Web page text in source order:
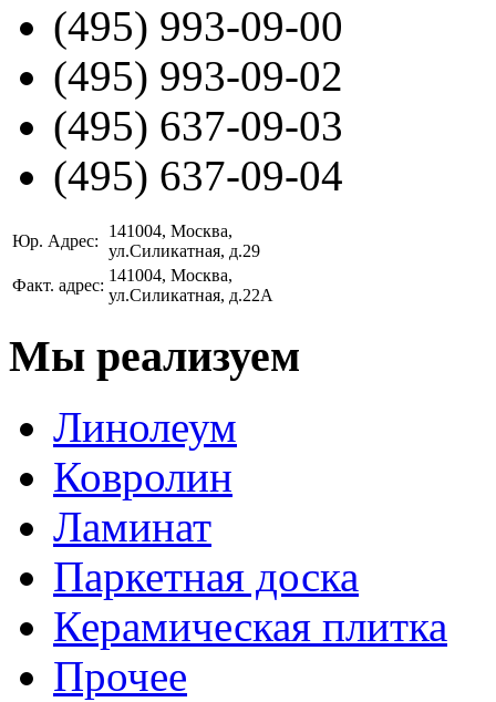
(495) 993-09-00
(495) 993-09-02
(495) 637-09-03
(495) 637-09-04
Юр. Адрес:
141004, Москва,
ул.Силикатная, д.29
Факт. адрес:
141004, Москва,
ул.Силикатная, д.22А
Мы реализуем
Линолеум
Ковролин
Ламинат
Паркетная доска
Керамическая плитка
Прочее